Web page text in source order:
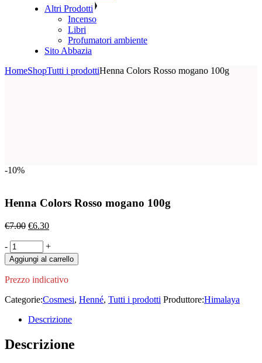
Altri Prodotti
Incenso
Libri
Profumatori ambiente
Sito Abbazia
HomeShopTutti i prodottiHenna Colors Rosso mogano 100g
-10%
Henna Colors Rosso mogano 100g
€7.00 Il
originale
era:
€7.00.
€6.30Il
attuale
è:
€6.30.
Henna
Colors
Rosso
mogano
quantity
- +
Aggiungi al carrello
Prezzo indicativo
Categorie:Cosmesi, Henné, Tutti i prodotti Produttore:Himalaya
Descrizione
Descrizione